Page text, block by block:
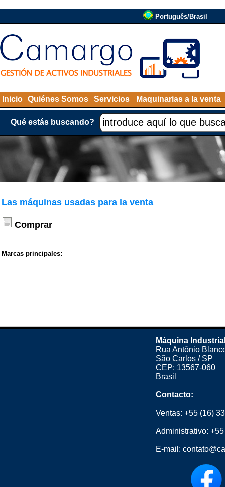
Português/Brasil
Inicio Quiénes Somos Servicios Maquinarias a la venta
Qué estás buscando?
Las máquinas usadas para la venta
Comprar
Marcas principales:
Máquina
Rua Antônio
São Carlos / SP
CEP: 13567-060
Brasil
Contacto:
Ventas: +55 (16)
Administrativo:
E-mail: